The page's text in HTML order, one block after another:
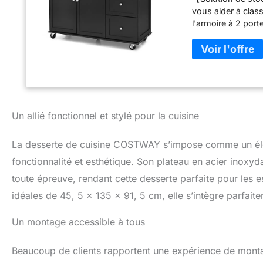
vous aider à
l'armoire à 2
inoxydable
aliments tout en
de stocker des
plus, le porte-
chariot de
le comptoir en
lors du
est équipé de 5
service :】Un
intérieures et
Un allié fonctionnel et stylé pour la cuisine
La desserte de cuisine COSTWAY s’impose comme
fonctionnalité et esthétique. Son plateau en acier
toute épreuve, rendant cette desserte parfaite pour les
idéales de 45, 5 x 135 x 91, 5 cm, elle s’intègre
Un montage accessible à tous
Beaucoup de clients rapportent une expérience de